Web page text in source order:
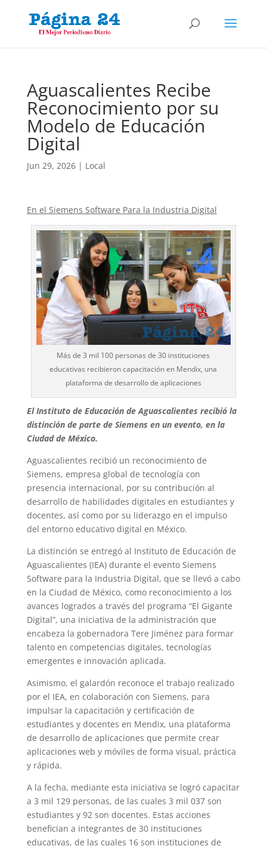
Aguascalientes Recibe
Reconocimiento por su
Modelo de Educación
Digital
Jun 29, 2026| Local
En el Siemens Software Para la Industria Digital
Más de 3 mil 100 personas de 30 instituciones
educativas recibieron capacitación en Mendix, una
plataforma de desarrollo de aplicaciones
El Instituto de Educación de Aguascalientes recibió la
distinción de parte de Siemens en un evento, en la
Ciudad de México.
Aguascalientes recibió un reconocimiento de
Siemens, empresa global de tecnología con
presencia internacional, por su contribución al
desarrollo de habilidades digitales en estudiantes y
docentes, así como por su liderazgo en el impulso
del entorno educativo digital en México.
La distinción se entregó al Instituto de Educación de
Aguascalientes (IEA) durante el evento Siemens
Software para la Industria Digital, que se llevó a cabo
en la Ciudad de México, como reconocimiento a los
avances logrados a través del programa “El Gigante
Digital”, una iniciativa de la administración que
encabeza la gobernadora Tere Jiménez para formar
talento en competencias digitales, tecnologías
emergentes e innovación aplicada.
Asimismo, el galardón reconoce el trabajo realizado
por el IEA, en colaboración con Siemens, para
impulsar la capacitación y certificación de
estudiantes y docentes en Mendix, una plataforma
de desarrollo de aplicaciones que permite crear
aplicaciones web y móviles de forma visual, práctica
y rápida.
A la fecha, mediante esta iniciativa se logró capacitar
a 3 mil 129 personas, de las cuales 3 mil 037 son
estudiantes y 92 son docentes. Estas acciones
benefician a integrantes de 30 instituciones
educativas, de las cuales 16 son instituciones de